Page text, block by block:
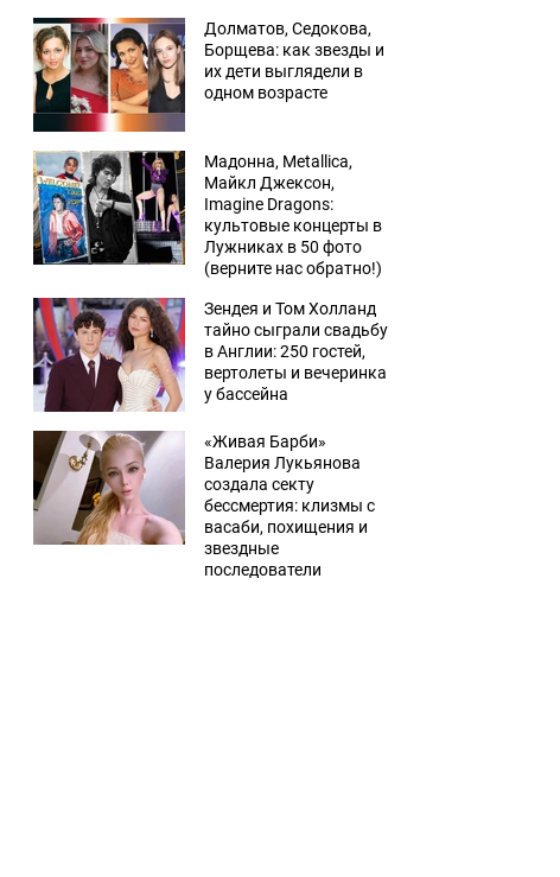
Долматов, Седокова,
Борщева: как звезды и
их дети выглядели в
одном возрасте
Мадонна, Metallica,
Майкл Джексон,
Imagine Dragons:
культовые концерты в
Лужниках в 50 фото
(верните нас обратно!)
Зендея и Том Холланд
тайно сыграли свадьбу
в Англии: 250 гостей,
вертолеты и вечеринка
у бассейна
«Живая Барби»
Валерия Лукьянова
создала секту
бессмертия: клизмы с
васаби, похищения и
звездные
последователи